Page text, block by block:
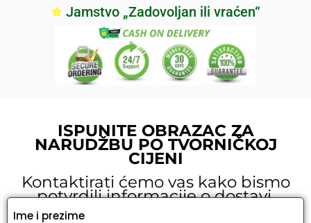
Jamstvo „Zadovoljan ili vraćen“
ISPUNITE OBRAZAC ZA
NARUDŽBU PO TVORNIČKOJ
CIJENI
Kontaktirati ćemo vas kako bismo
potvrdili informacije o dostavi.
Ime i prezime